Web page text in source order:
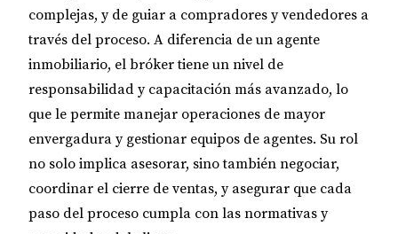
complejas, y de guiar a compradores y vendedores a
través del proceso. A diferencia de un agente
inmobiliario, el bróker tiene un nivel de
responsabilidad y capacitación más avanzado, lo
que le permite manejar operaciones de mayor
envergadura y gestionar equipos de agentes. Su rol
no solo implica asesorar, sino también negociar,
coordinar el cierre de ventas, y asegurar que cada
paso del proceso cumpla con las normativas y